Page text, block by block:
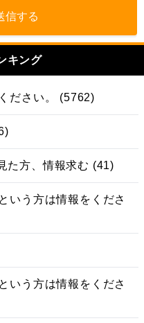
信する
キング
ださい。 (5762)
た方、情報求む (41)
いう方は情報をくださ
いう方は情報をくださ